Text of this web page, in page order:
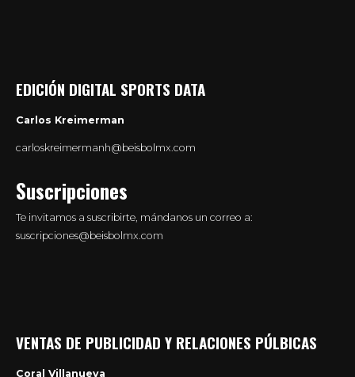
EDICIÓN DIGITAL SPORTS DATA
Carlos Kreimerman
carloskreimermanh@beisbolmx.com
Suscripciones
Te invitamos a suscribirte, mándanos un correo a:
suscripciones@beisbolmx.com
VENTAS DE PUBLICIDAD Y RELACIONES PÚLBICAS
Coral Villanueva